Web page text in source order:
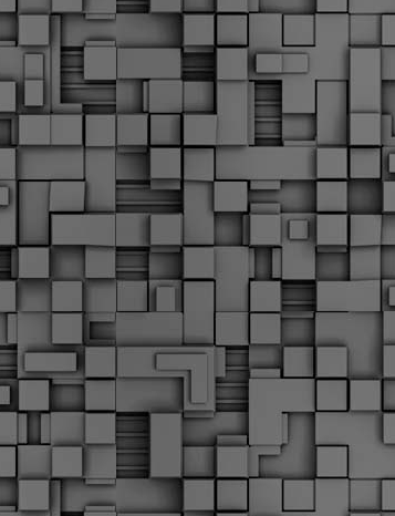
σε δήμους της χώρας. Το
φωτογραφικό υλικό στο
αυτή την ανάρτηση. Επίσης,
μας έχουν "ξεφύγει"
φωτογραφικό τους υλικό
δημοσιεύουμε εδώ, άμεσα.
MAR
Θεσσαλονίκη:
αστυνομικοί – Τι
Ενισχύεται το έργο
Θεσσαλονίκης καθώς το
ορκίστηκαν οι 75 νέοι
«Με αυτούς, σε λίγους
δημοτική αστυνομία. Θα
ευκαιρία να είμαι σήμερα
MAR
Ξεκίνησαν εδώ και
νεοπροσληφθέντων
δήμους και οι